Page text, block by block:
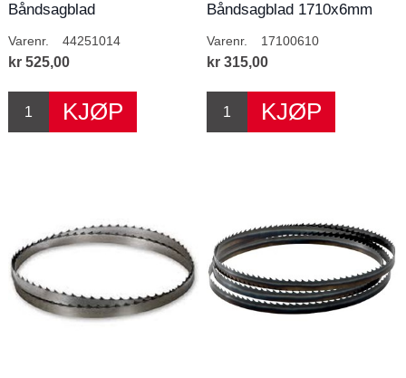
Båndsagblad
Varenr. 44251014
kr 525,00
Båndsagblad 1710x6mm
Varenr. 17100610
kr 315,00